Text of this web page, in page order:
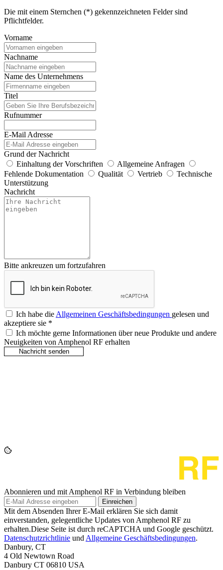
Die mit einem Sternchen (*) gekennzeichneten Felder sind
Pflichtfelder.
Vorname
Nachname
Name des Unternehmens
Titel
Rufnummer
E-Mail Adresse
Grund der Nachricht
Einhaltung der Vorschriften
Allgemeine Anfragen
Fehlende Dokumentation
Qualität Vertrieb
Technische
Unterstützung
Nachricht
Bitte ankreuzen um fortzufahren
Ich habe dieAllgemeinen Geschäftsbedingungen gelesen und
akzeptiere sie *
Ich möchte gerne Informationen über neue Produkte und andere
Neuigkeiten von Amphenol RF erhalten
Abonnieren und mit Amphenol RF in Verbindung bleiben
Einreichen
Mit dem Absenden Ihrer E-Mail erklären Sie sich damit
einverstanden, gelegentliche Updates von Amphenol RF zu
erhalten.Diese Seite ist durch reCAPTCHA und Google geschützt.
Datenschutzrichtlinie und Allgemeine Geschäftsbedingungen.
Danbury, CT
4 Old Newtown Road
Danbury CT 06810 USA